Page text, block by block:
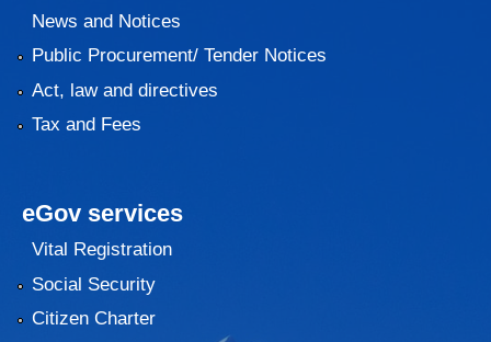
News and Notices
Public Procurement/ Tender Notices
Act, law and directives
Tax and Fees
eGov services
Vital Registration
Social Security
Citizen Charter